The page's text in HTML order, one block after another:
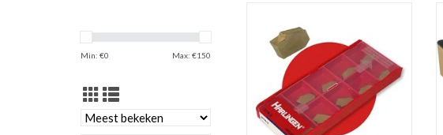
Min: €0 Max: €150
Steekwisselplaten
TOEVOEGEN AAN WINKELWAGEN